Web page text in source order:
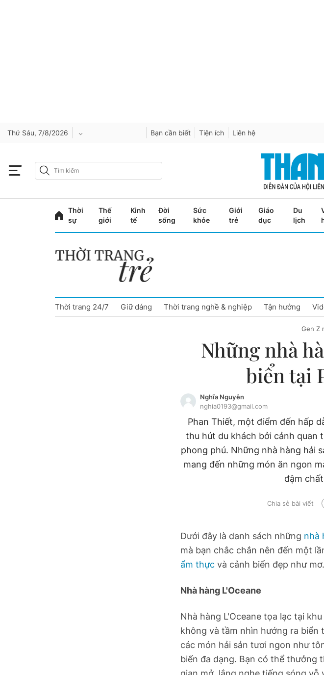
Thứ Sáu, 7/8/2026
Cao Bằng
Cần Thơ
Đà Nẵng
Bạn cần biết Tiện ích Liên hệ
Thời
sự
Thế
giới
Kinh
tế
Đời
sống
Sức
khỏe
Giới
trẻ
Giáo
dục
Du
lịch
Thời trang 24/7 Giữ dáng Thời trang nghề & nghiệp Tận hưởng
Gen Z
Những nhà
biển tại
Nghĩa Nguyễn
nghia0193@gmail.com
Phan Thiết, một điểm đến hấp
thu hút du khách bởi cảnh quan
phong phú. Những nhà hàng hải
mang đến những món ăn ngon
đậm
Chia sẻ bài viết
Dưới đây là danh sách những nhà
mà bạn chắc chắn nên đến một
ẩm thực và cảnh biển đẹp như mơ.
Nhà hàng L'Oceane
Nhà hàng L'Oceane tọa lạc tại
không và tầm nhìn hướng ra
các món hải sản tươi ngon như
biến đa dạng. Bạn có thể thưởng